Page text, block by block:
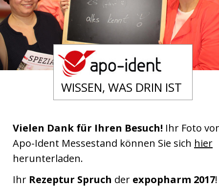
Vielen Dank für Ihren Besuch! Ihr Foto
Apo-Ident Messestand können Sie sich hier
herunterladen.
Ihr Rezeptur Spruch der expopharm 2017!
WISSEN, WAS DRIN IST